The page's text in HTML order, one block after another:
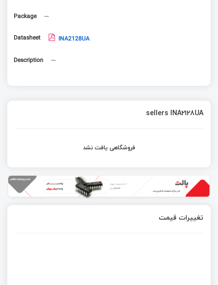
Package ---
Datasheet INA2128UA
Description ---
sellers INA2128UA
فروشگاهی یافت نشد
تغییرات قیمت